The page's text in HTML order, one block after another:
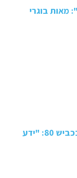
מאות בוגרי
מד"א נפרד ממתנדב שנהרג בתאונה בכביש 80: "ידע